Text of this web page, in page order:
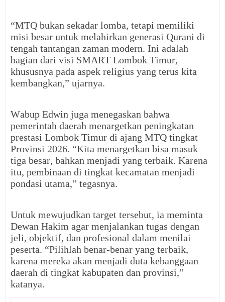
“MTQ bukan sekadar lomba, tetapi memiliki
misi besar untuk melahirkan generasi Qurani di
tengah tantangan zaman modern. Ini adalah
bagian dari visi SMART Lombok Timur,
khususnya pada aspek religius yang terus kita
kembangkan,” ujarnya.
Wabup Edwin juga menegaskan bahwa
pemerintah daerah menargetkan peningkatan
prestasi Lombok Timur di ajang MTQ tingkat
Provinsi 2026. “Kita menargetkan bisa masuk
tiga besar, bahkan menjadi yang terbaik. Karena
itu, pembinaan di tingkat kecamatan menjadi
pondasi utama,” tegasnya.
Untuk mewujudkan target tersebut, ia meminta
Dewan Hakim agar menjalankan tugas dengan
jeli, objektif, dan profesional dalam menilai
peserta. “Pilihlah benar-benar yang terbaik,
karena mereka akan menjadi duta kebanggaan
daerah di tingkat kabupaten dan provinsi,”
katanya.